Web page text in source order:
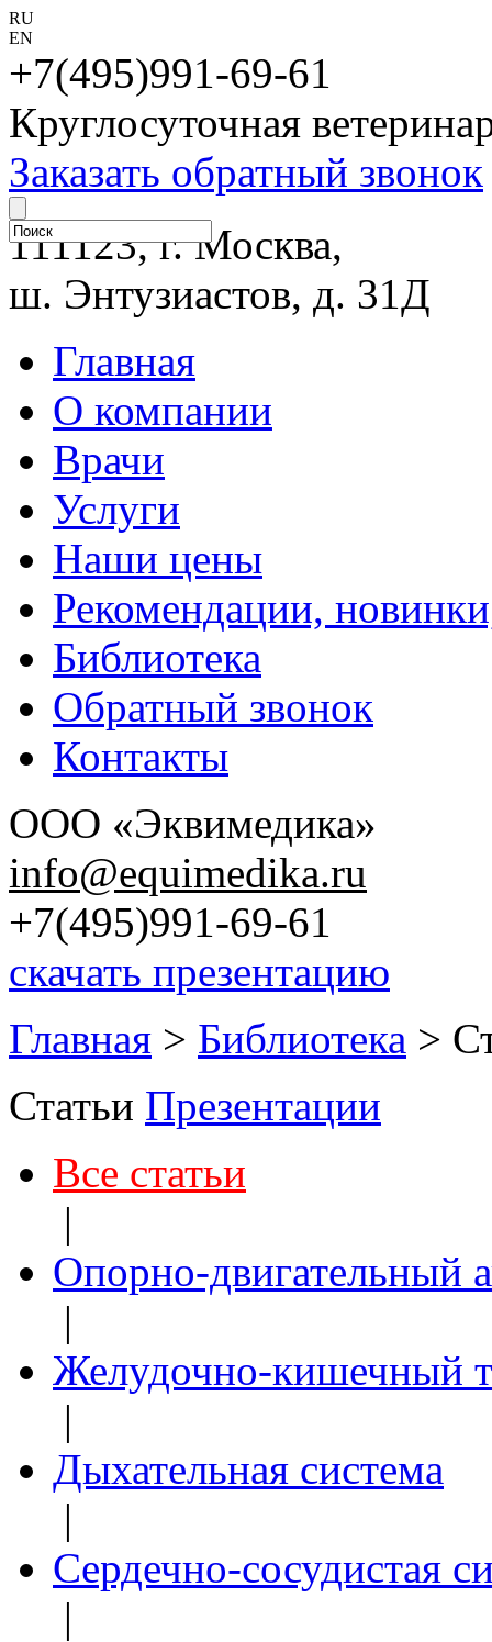
RU
EN
+7(495)991-69-61
Круглосуточная
Заказать обратный звонок
111123, г. Москва,
ш. Энтузиастов, д. 31Д
Главная
О компании
Врачи
Услуги
Наши цены
Рекомендации,
Библиотека
Обратный звонок
Контакты
ООО «Эквимедика»
info@equimedika.ru
+7(495)991-69-61
скачать презентацию
Главная > Библиотека >
Статьи Презентации
Все статьи
|
Опорно-двигательный
|
Желудочно-кишечный
|
Дыхательная система
|
Сердечно-сосудистая
|